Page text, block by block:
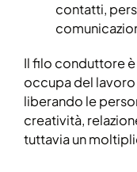
contatti,
Il filo conduttore è
occupa del
liberando le
creatività,
tuttavia un